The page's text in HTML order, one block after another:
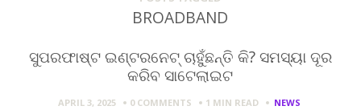
BROADBAND
ସୁପରଫାଷ୍ଟ ଇଣ୍ଟରନେଟ୍ ଚାହୁଁଛନ୍ତି କି? ସମସ୍ୟା ଦୂର
କରିବ ସାଟେଲାଇଟ
APRIL 3, 2025 0 COMMENTS 1 MIN READ NEWS